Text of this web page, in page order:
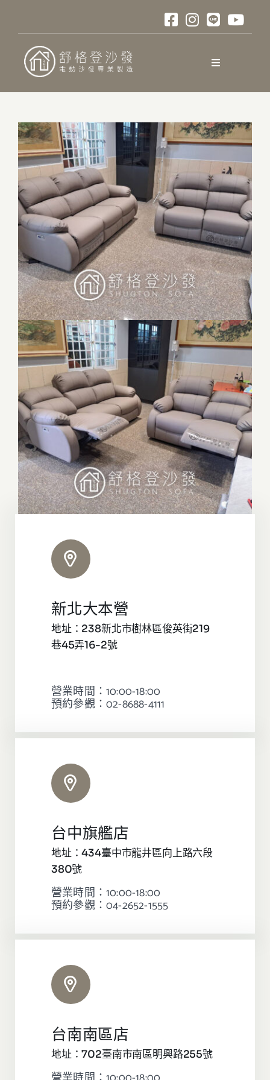
Toggle
關於舒格登
電動沙發
材質與色卡
訂購說明
口碑與評測
門市據點
沙發指南
新北大本營
地址：238新北市樹林區俊英街219
巷45弄16-2號
營業時間：10:00-18:00
預約參觀：02-8688-4111
台中旗艦店
地址：434臺中市龍井區向上路六段
380號
營業時間：10:00-18:00
預約參觀：04-2652-1555
台南南區店
地址：702臺南市南區明興路255號